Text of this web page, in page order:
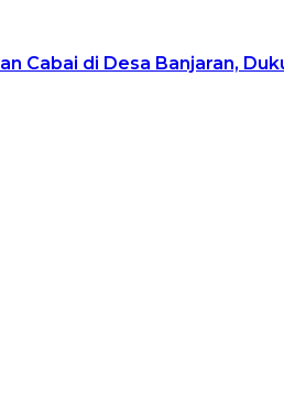
Cabai di Desa Banjaran,